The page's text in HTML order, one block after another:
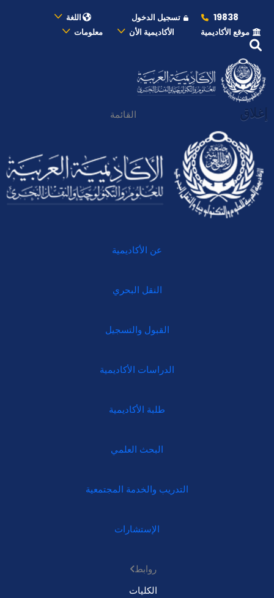
19838 تسجيل الدخول
اللغة
موقع الأكاديمية
الأكاديمية الأن معلومات
إغلاق القائمة
عن الأكاديمية
النقل البحري
القبول والتسجيل
الدراسات الأكاديمية
طلبة الأكاديمية
البحث العلمي
التدريب والخدمة المجتمعية
الإستشارات
روابط
الكليات